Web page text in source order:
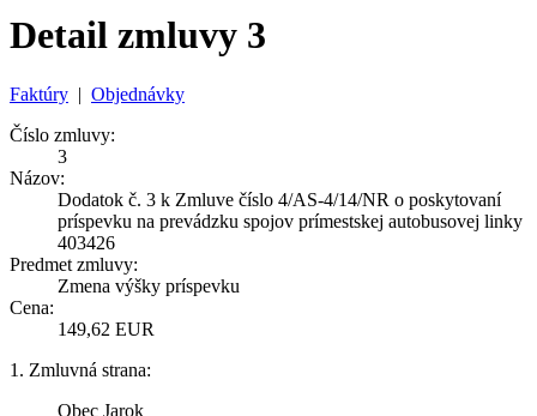
Detail zmluvy 3
Faktúry | Objednávky
Číslo zmluvy:
3
Názov:
Dodatok č. 3 k Zmluve číslo 4/AS-4/14/NR o poskytovaní
príspevku na prevádzku spojov prímestskej autobusovej linky
403426
Predmet zmluvy:
Zmena výšky príspevku
Cena:
149,62 EUR
1. Zmluvná strana:
Obec Jarok